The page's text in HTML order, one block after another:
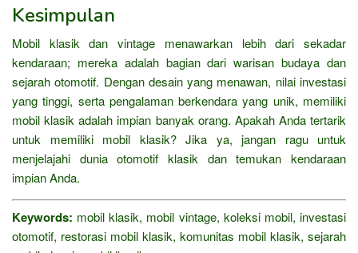
Kesimpulan
Mobil klasik dan vintage menawarkan lebih dari sekadar
kendaraan; mereka adalah bagian dari warisan budaya dan
sejarah otomotif. Dengan desain yang menawan, nilai investasi
yang tinggi, serta pengalaman berkendara yang unik, memiliki
mobil klasik adalah impian banyak orang. Apakah Anda tertarik
untuk memiliki mobil klasik? Jika ya, jangan ragu untuk
menjelajahi dunia otomotif klasik dan temukan kendaraan
impian Anda.
Keywords: mobil klasik, mobil vintage, koleksi mobil, investasi
otomotif, restorasi mobil klasik, komunitas mobil klasik, sejarah